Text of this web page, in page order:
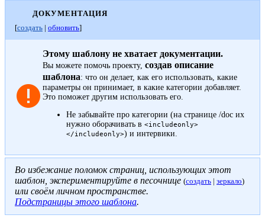
ДОКУМЕНТАЦИЯ
[создать | обновить]
Этому шаблону не хватает документации.
Вы можете помочь проекту, создав описание
шаблона: что он делает, как его использовать, какие
параметры он принимает, в какие категории добавляет.
Это поможет другим использовать его.
Не забывайте про категории (на странице /doc их
нужно оборачивать в <includeonly>
</includeonly>) и интервики
Во избежание поломок страниц, использующих этот
шаблон, экспериментируйте в песочнице (создать | зеркало)
или своём личном пространстве.
Подстраницы этого шаблона.